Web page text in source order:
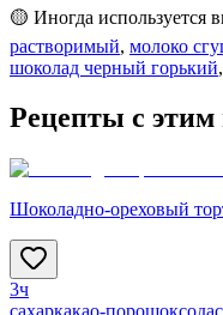
🟡 Иногда используется
растворимый, молоко
шоколад черный горький,
Рецепты с этим
Шоколадно-ореховый
3ч